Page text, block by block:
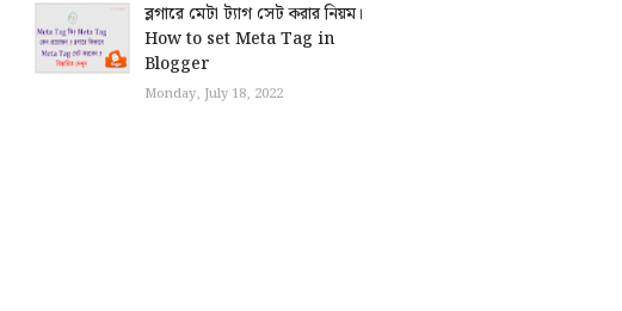
ব্লগারে মেটা ট্যাগ সেট করার নিয়ম।
How to set Meta Tag in
Blogger
Monday, July 18, 2022